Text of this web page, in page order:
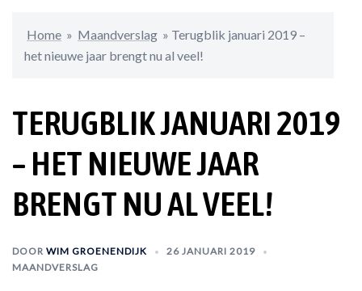
Home » Maandverslag » Terugblik januari 2019 –
het nieuwe jaar brengt nu al veel!
TERUGBLIK JANUARI 2019
– HET NIEUWE JAAR
BRENGT NU AL VEEL!
DOOR WIM GROENENDIJK
26 JANUARI 2019
MAANDVERSLAG